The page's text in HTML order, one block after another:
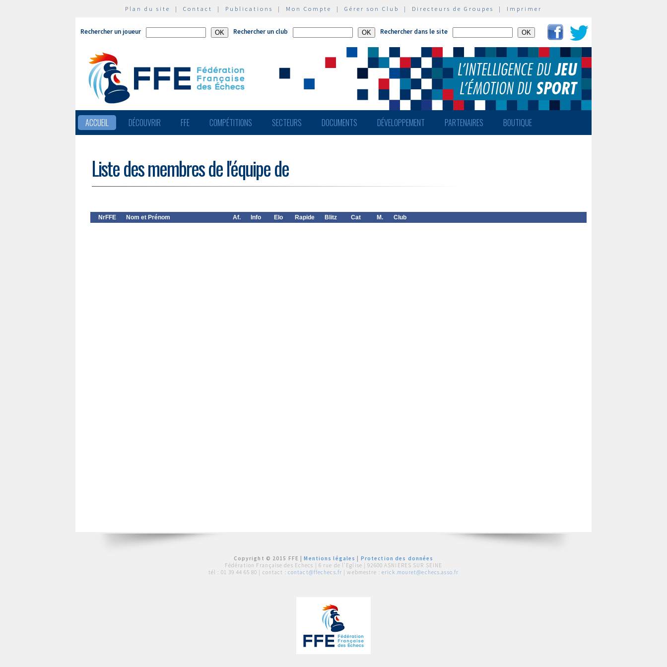
Plan du site | Contact | Publications | Mon Compte | Gérer son Club | Directeurs de Groupes | Imprimer
Rechercher un joueur Rechercher un club Rechercher dans le site
ACCUEIL DÉCOUVRIR FFE COMPÉTITIONS SECTEURS DOCUMENTS DÉVELOPPEMENT PARTENAIRES BOUTIQUE
Liste des membres de l'équipe de
NrFFE Nom et Prénom Af. Info Elo Rapide Blitz Cat M. Club
Copyright © 2015 FFE |Mentions légales
Protection des données
Fédération Française des Echecs | 6 rue de l'Eglise | 92600 ASNIERES SUR SEINE
tél : 01 39 44 65 80 | contact : contact@ffechecs.fr | webmestre : erick.mouret@echecs.asso.fr